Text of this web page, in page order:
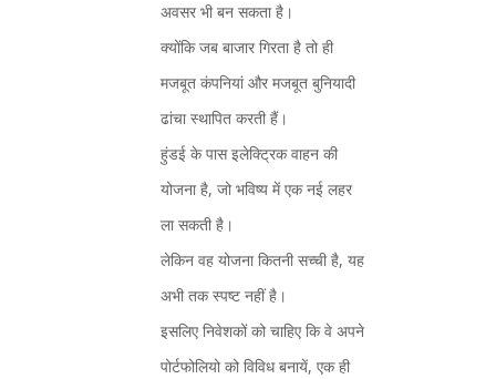
अवसर भी बन सकता है।
क्योंकि जब बाजार गिरता है तो ही
मजबूत कंपनियां और मजबूत बुनियादी
ढांचा स्थापित करती हैं।
हुंडई के पास इलेक्ट्रिक वाहन की
योजना है, जो भविष्य में एक नई लहर
ला सकती है।
लेकिन वह योजना कितनी सच्ची है, यह
अभी तक स्पष्ट नहीं है।
इसलिए निवेशकों को चाहिए कि वे अपने
पोर्टफोलियो को विविध बनायें, एक ही